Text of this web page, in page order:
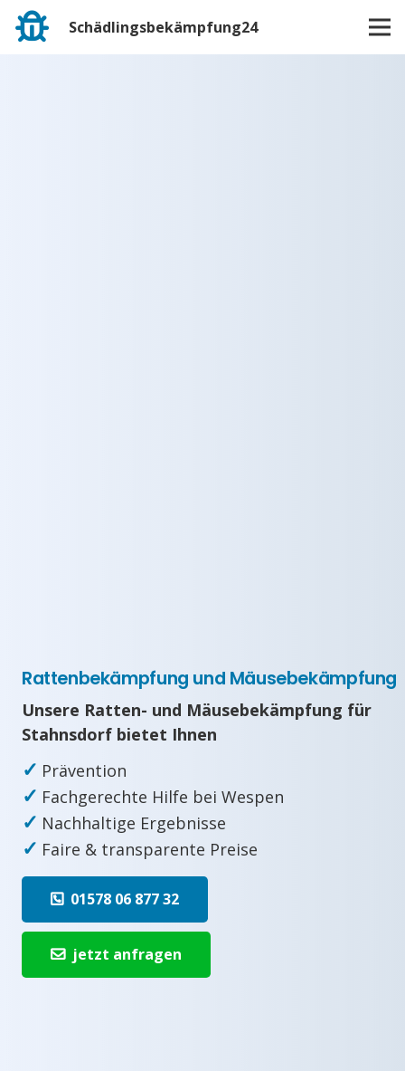
Schädlingsbekämpfung24
Rattenbekämpfung und Mäusebekämpfung
Unsere Ratten- und Mäusebekämpfung für
Stahnsdorf bietet Ihnen
✓ Prävention
✓ Fachgerechte Hilfe bei Wespen
✓ Nachhaltige Ergebnisse
✓ Faire & transparente Preise
01578 06 877 32
jetzt anfragen